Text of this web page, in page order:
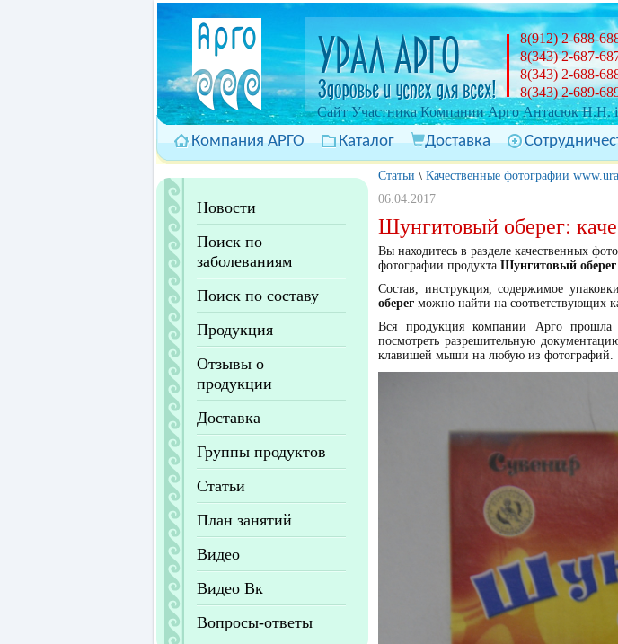
Cайт Участника Компании Арго Антасюк Н.Н.
8(912) 2-688-
8(343) 2-687-
8(343) 2-688-
8(343) 2-689-
Компания АРГО Каталог Доставка
Новости
Поиск по
заболеваниям
Поиск по составу
Продукция
Отзывы о
продукции
Доставка
Группы продуктов
Статьи
План занятий
Видео
Видео Вк
Вопросы-ответы
Статьи \ Качественные фотографии
06.04.2017
Шунгитовый оберег:
Вы находитесь в разделе качественных
фотографии продукта Шунгитовый оберег.
Состав, инструкция, содержимое
оберег можно найти на соответствующих
Вся продукция компании Арго прошла
посмотреть разрешительную
клавишей мыши на любую из фотографий.